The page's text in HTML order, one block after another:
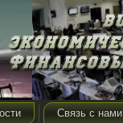
Связь с нами